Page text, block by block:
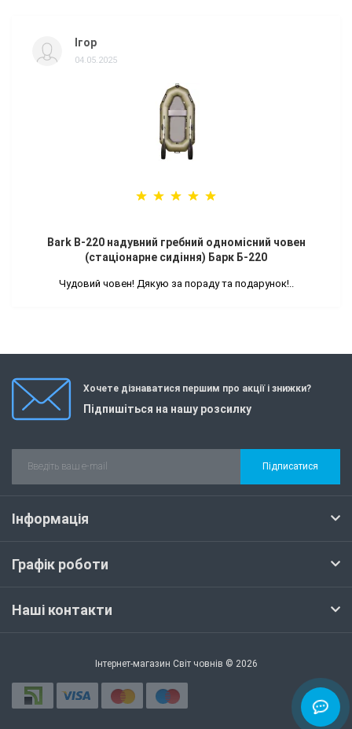
Ігор
04.05.2025
Bark B-220 надувний гребний одномісний човен
(стаціонарне сидіння) Барк Б-220
Чудовий човен! Дякую за пораду та подарунок!..
Хочете дізнаватися першим про акції і знижки?
Підпишіться на нашу розсилку
Підписатися
Інформація
Графік роботи
Наші контакти
Інтернет-магазин Світ човнів © 2026